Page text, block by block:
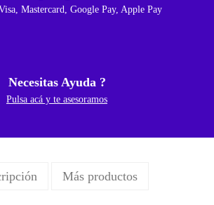
Mastercard, Google Pay, Apple Pay
Necesitas Ayuda ?
Pulsa acá y te asesoramos
Más productos